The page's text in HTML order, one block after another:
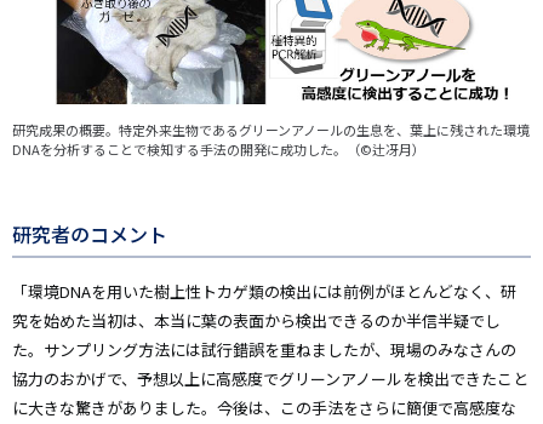
研究成果の概要。特定外来生物であるグリーンアノールの生息を、葉上に残された環境
DNAを分析することで検知する手法の開発に成功した。（©辻冴月）
研究者のコメント
「環境DNAを用いた樹上性トカゲ類の検出には前例がほとんどなく、研
究を始めた当初は、本当に葉の表面から検出できるのか半信半疑でし
た。サンプリング方法には試行錯誤を重ねましたが、現場のみなさんの
協力のおかげで、予想以上に高感度でグリーンアノールを検出できたこと
に大きな驚きがありました。今後は、この手法をさらに簡便で高感度な